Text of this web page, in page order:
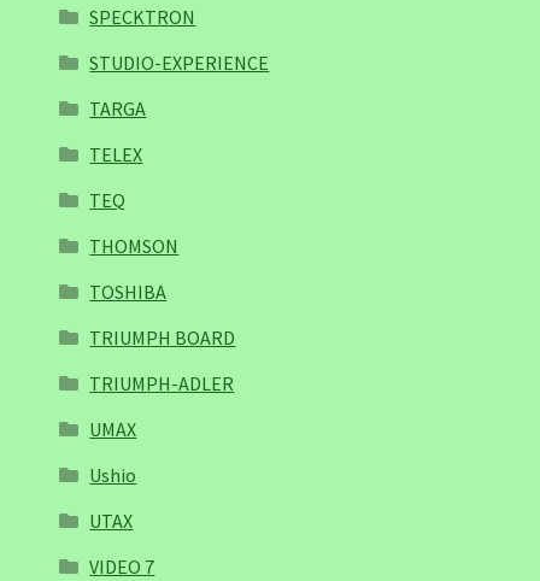
SPECKTRON
STUDIO-EXPERIENCE
TARGA
TELEX
TEQ
THOMSON
TOSHIBA
TRIUMPH BOARD
TRIUMPH-ADLER
UMAX
Ushio
UTAX
VIDEO 7